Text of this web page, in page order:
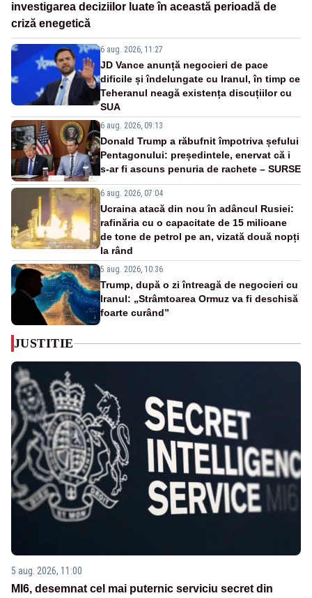
investigarea deciziilor luate în această perioadă de
criză enegetică
6 aug. 2026, 11:27
JD Vance anunță negocieri de pace
dificile și îndelungate cu Iranul, în timp ce
Teheranul neagă existența discuțiilor cu
SUA
6 aug. 2026, 09:13
Donald Trump a răbufnit împotriva șefului
Pentagonului: președintele, enervat că i
s-ar fi ascuns penuria de rachete – SURSE
6 aug. 2026, 07:04
Ucraina atacă din nou în adâncul Rusiei:
rafinăria cu o capacitate de 15 milioane
de tone de petrol pe an, vizată două nopți
la rând
5 aug. 2026, 10:36
Trump, după o zi întreagă de negocieri cu
Iranul: „Strâmtoarea Ormuz va fi deschisă
foarte curând”
JUSTITIE
5 aug. 2026, 11:00
MI6, desemnat cel mai puternic serviciu secret din